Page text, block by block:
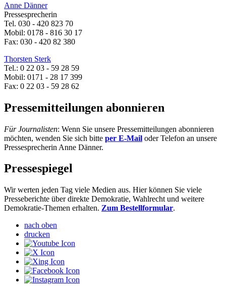
Anne Dänner
Pressesprecherin
Tel. 030 - 420 823 70
Mobil: 0178 - 816 30 17
Fax: 030 - 420 82 380
Thorsten Sterk
Tel.: 0 22 03 - 59 28 59
Mobil: 0171 - 28 17 399
Fax: 0 22 03 - 59 28 62
Pressemitteilungen abonnieren
Für Journalisten: Wenn Sie unsere Pressemitteilungen abonnieren
möchten, wenden Sie sich bitte per E-Mail oder Telefon an unsere
Pressesprecherin Anne Dänner.
Pressespiegel
Wir werten jeden Tag viele Medien aus. Hier können Sie viele
Presseberichte über direkte Demokratie, Wahlrecht und weitere
Demokratie-Themen erhalten. Zum Bestellformular.
nach oben
drucken